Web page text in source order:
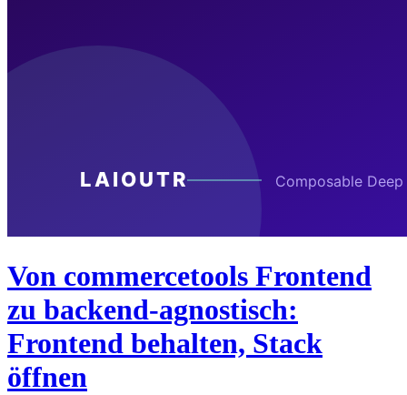
Von commercetools Frontend
zu backend-agnostisch:
Frontend behalten, Stack
öffnen